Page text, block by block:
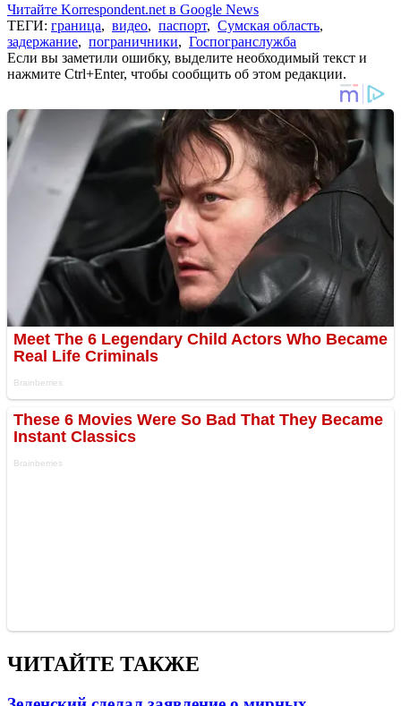
Читайте Korrespondent.net в Google News
ТЕГИ: граница, видео, паспорт, Сумская область,
задержание, пограничники, Госпогранслужба
Если вы заметили ошибку, выделите необходимый текст и
нажмите Ctrl+Enter, чтобы сообщить об этом редакции.
ЧИТАЙТЕ ТАКЖЕ